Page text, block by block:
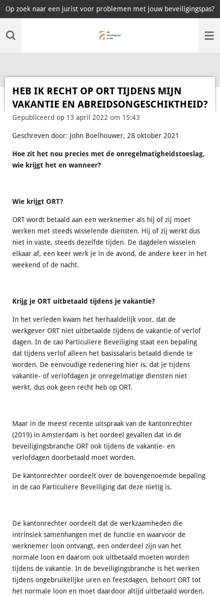
Ga
naar
hoofdinhoud
Op zoek naar een jurist voor problemen met jouw beveiligingspas?
HEB IK RECHT OP ORT TIJDENS MIJN
VAKANTIE EN ABREIDSONGESCHIKTHEID?
Gepubliceerd op 13 april 2022 om 15:43
Geschreven door: John Boelhouwer, 28 oktober 2021
Hoe zit het nou precies met de onregelmatigheidstoeslag,
wie krijgt het en wanneer?
Wie krijgt ORT?
ORT wordt betaald aan een werknemer als hij of zij moet
werken met steeds wisselende diensten. Hij of zij werkt dus
niet in vaste, steeds dezelfde tijden. De dagdelen wisselen
elkaar af, een keer werk je in de avond, de andere keer in het
weekend of de nacht.
Krijg je ORT uitbetaald tijdens je vakantie?
In het verleden kwam het herhaaldelijk voor, dat de
werkgever ORT niet uitbetaalde tijdens de vakantie of verlof
dagen. In de cao Particuliere Beveiliging staat een bepaling
dat tijdens verlof alleen het basissalaris betaald diende te
worden. De eenvoudige redenering hier is, dat je tijdens
vakantie- of verlofdagen je onregelmatige diensten niet
werkt, dus ook geen recht heb op ORT.
Maar in de meest recente uitspraak van de kantonrechter
(2019) in Amsterdam is het oordeel gevallen dat in de
beveiligingsbranche ORT ook tijdens de vakantie- en
verlofdagen doorbetaald moet worden.
De kantonrechter oordeelt over de bovengenoemde bepaling
in de cao Particuliere Beveiliging dat deze nietig is.
De kantonrechter oordeelt dat de werkzaamheden die
intrinsiek samenhangen met de functie en waarvoor de
werknemer loon ontvangt, een onderdeel zijn van het
normale loon en daarom ook uitbetaald moeten worden
tijdens de vakantie. In de beveiligingsbranche is het werken
tijdens ongebruikelijke uren en feestdagen, behoort ORT tot
het normale loon en moet daardoor altijd uitbetaald worden.